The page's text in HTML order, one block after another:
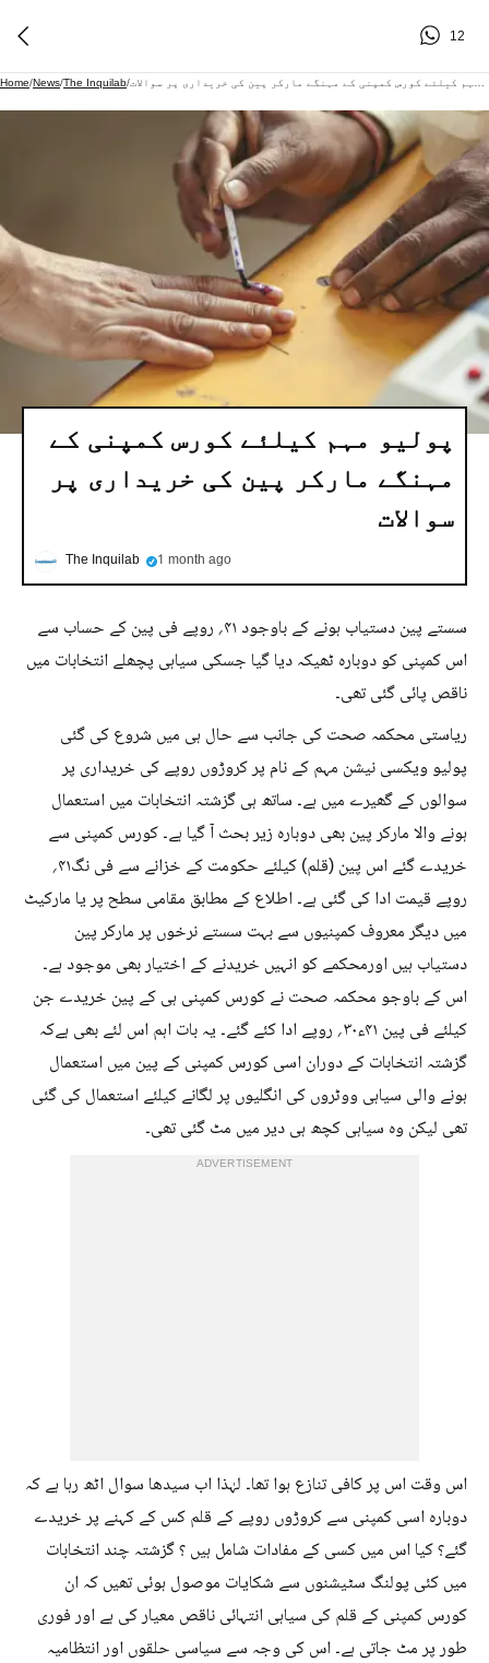
12
Home/News/The Inquilab/
پولیو مہم کیلئے کورس کمپنی کے
مہنگے مارکر پین کی خریداری پر
سوالات
The Inquilab 1 month ago
سستے پین دستیاب ہونے کے باوجود ۴۱؍ روپے فی پین کے حساب سے
اس کمپنی کو دوبارہ ٹھیکہ دیا گیا جسکی سیاہی پچھلے انتخابات میں
ناقص پائی گئی تھی۔
ریاستی محکمہ صحت کی جانب سے حال ہی میں شروع کی گئی
پولیو ویکسی نیشن مہم کے نام پر کروڑوں روپے کی خریداری پر
سوالوں کے گھیرے میں ہے۔ ساتھ ہی گزشتہ انتخابات میں استعمال
ہونے والا مارکر پین بھی دوبارہ زیر بحث آ گیا ہے۔ کورس کمپنی سے
خریدے گئے اس پین (قلم) کیلئے حکومت کے خزانے سے فی نگ۴۱؍
روپے قیمت ادا کی گئی ہے۔ اطلاع کے مطابق مقامی سطح پر یا مارکیٹ
میں دیگر معروف کمپنیوں سے بہت سستے نرخوں پر مارکر پین
دستیاب ہیں اورمحکمے کو انہیں خریدنے کے اختیار بھی موجود ہے۔
اس کے باوجو محکمہ صحت نے کورس کمپنی ہی کے پین خریدے جن
کیلئے فی پین ۴۱ء۳۰؍ روپے ادا کئے گئے۔ یہ بات اہم اس لئے بھی ہےکہ
گزشتہ انتخابات کے دوران اسی کورس کمپنی کے پین میں استعمال
ہونے والی سیاہی ووٹروں کی انگلیوں پر لگانے کیلئے استعمال کی گئی
تھی لیکن وہ سیاہی کچھ ہی دیر میں مٹ گئی تھی۔
ADVERTISEMENT
اس وقت اس پر کافی تنازع ہوا تھا۔ لہٰذا اب سیدھا سوال اٹھ رہا ہے کہ
دوبارہ اسی کمپنی سے کروڑوں روپے کے قلم کس کے کہنے پر خریدے
گئے؟ کیا اس میں کسی کے مفادات شامل ہیں ؟ گزشتہ چند انتخابات
میں کئی پولنگ سٹیشنوں سے شکایات موصول ہوئی تھیں کہ ان
کورس کمپنی کے قلم کی سیاہی انتہائی ناقص معیار کی ہے اور فوری
طور پر مٹ جاتی ہے۔ اس کی وجہ سے سیاسی حلقوں اور انتظامیہ